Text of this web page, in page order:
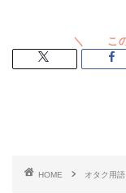
HOME オタク用語